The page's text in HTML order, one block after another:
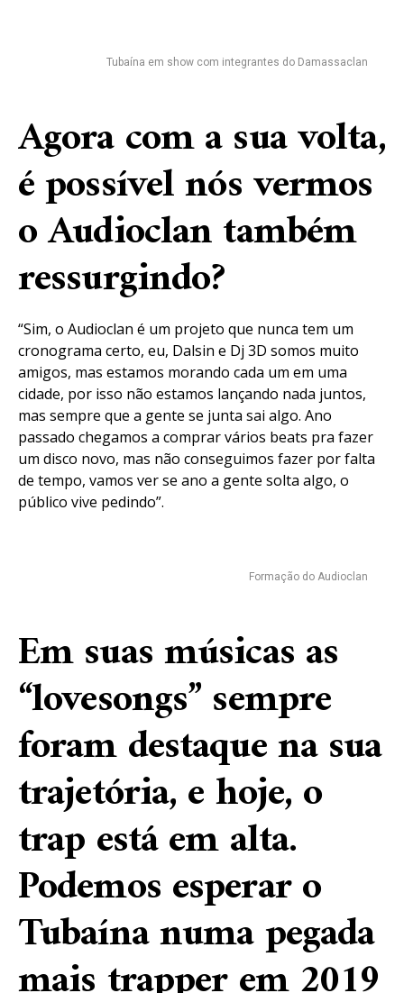
Tubaína em show com integrantes do Damassaclan
Agora com a sua volta,
é possível nós vermos
o Audioclan também
ressurgindo?
“Sim, o Audioclan é um projeto que nunca tem um
cronograma certo, eu, Dalsin e Dj 3D somos muito
amigos, mas estamos morando cada um em uma
cidade, por isso não estamos lançando nada juntos,
mas sempre que a gente se junta sai algo. Ano
passado chegamos a comprar vários beats pra fazer
um disco novo, mas não conseguimos fazer por falta
de tempo, vamos ver se ano a gente solta algo, o
público vive pedindo”.
Formação do Audioclan
Em suas músicas as
“lovesongs” sempre
foram destaque na sua
trajetória, e hoje, o
trap está em alta.
Podemos esperar o
Tubaína numa pegada